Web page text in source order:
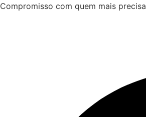
Ir
Compromisso com quem mais precisa